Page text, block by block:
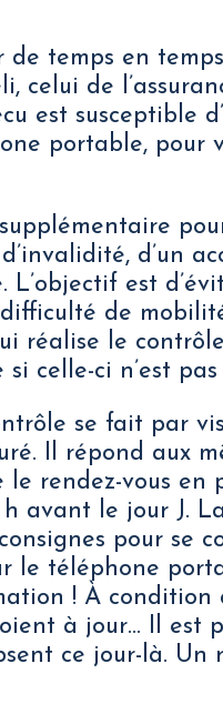
de temps en
celui de
est susceptible
portable, pour
d’un
est
de
réalise le
celle-ci n’est pas
se fait par
Il répond aux
le rendez-vous
avant le jour J.
pour se
le téléphone
! À
à jour… Il est
ce jour-là. Un